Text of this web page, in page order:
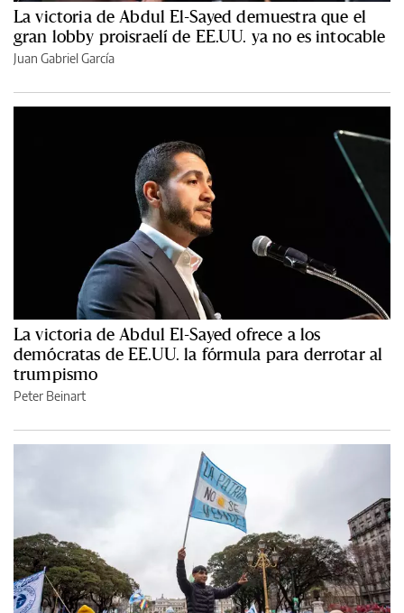
La victoria de Abdul El-Sayed demuestra que el
gran lobby proisraelí de EE.UU. ya no es intocable
Juan Gabriel García
La victoria de Abdul El-Sayed ofrece a los
demócratas de EE.UU. la fórmula para derrotar al
trumpismo
Peter Beinart